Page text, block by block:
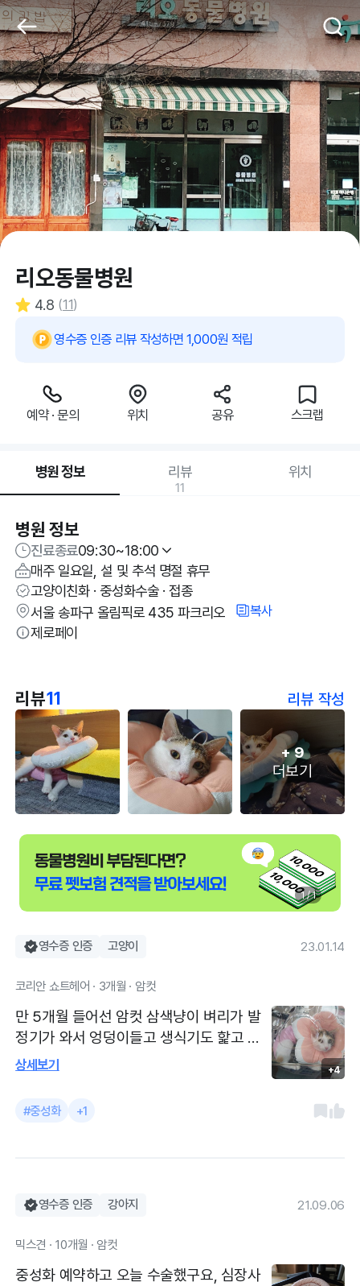
리오동물병원
4.8 (11)
영수증 인증 리뷰 작성하면 1,000원 적립
예약 · 문의 위치 공유 스크랩
병원 정보 리뷰
11
위치
병원 정보
진료종료09:30~18:00
매주 일요일, 설 및 추석 명절 휴무
고양이친화 · 중성화수술 · 접종
서울 송파구 올림픽로 435 파크리오
복사
제로페이
리뷰11 리뷰 작성
+9
더보기
1 / 1
영수증 인증 고양이 23.01.14
코리안 쇼트헤어 · 3개월 · 암컷
만 5개월 들어선 암컷 삼색냥이 벼리가 발
정기가 와서 엉덩이들고 생식기도 핥고 우
는 하울링도 밤낮으로 해대서 ㅠㅠ 중성화
해요
상세보기 +4
#중성화 +1
영수증 인증 강아지 21.09.06
믹스견 · 10개월 · 암컷
중성화 예약하고 오늘 수술했구요, 심장사